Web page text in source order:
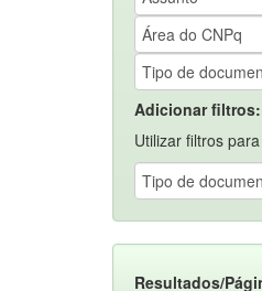
Adicionar filtros:
Utilizar filtros
Resultados/